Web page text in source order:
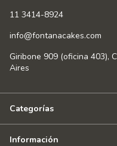
11 3414-8924
info@fontanacakes.com
Giribone 909 (oficina 403),
Aires
Categorías
Información